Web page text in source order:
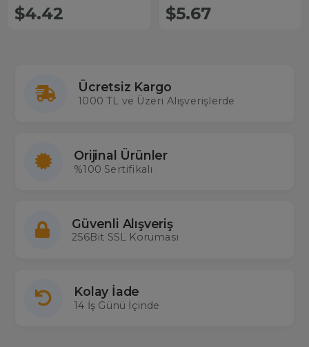
Mikrofonlu Kulaklık
$4.42
Mikrofonlu Kulaklık
$5.67
Ücretsiz Kargo
1000 TL ve Üzeri Alışverişlerde
Orijinal Ürünler
%100 Sertifikalı
Güvenli Alışveriş
256Bit SSL Koruması
Kolay İade
14 İş Günü İçinde